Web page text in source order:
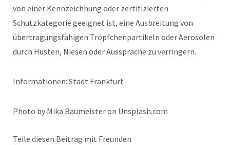
von einer Kennzeichnung oder zertifizierten
Schutzkategorie geeignet ist, eine Ausbreitung von
übertragungsfähigen Tröpfchenpartikeln oder Aerosolen
durch Husten, Niesen oder Aussprache zu verringern.
Informationen: Stadt Frankfurt
Photo by Mika Baumeister on Unsplash.com
Teile diesen Beitrag mit Freunden